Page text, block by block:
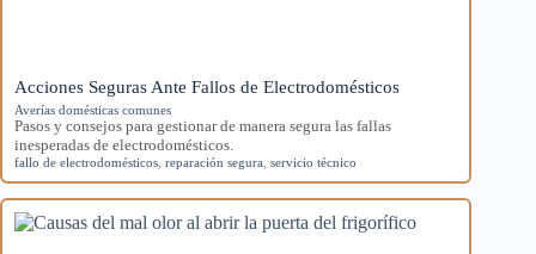
Acciones Seguras Ante Fallos de Electrodomésticos
Averías domésticas comunes
Pasos y consejos para gestionar de manera segura las fallas
inesperadas de electrodomésticos.
fallo de electrodomésticos reparación segura servicio técnico